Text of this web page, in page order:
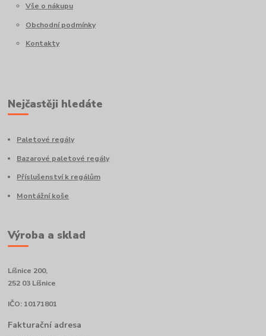
Vše o nákupu
Obchodní podmínky
Kontakty
Nejčastěji hledáte
Paletové regály
Bazarové paletové regály
Příslušenství k regálům
Montážní koše
Výroba a sklad
Líšnice 200,
252 03 Líšnice
IČO: 10171801
Fakturační adresa